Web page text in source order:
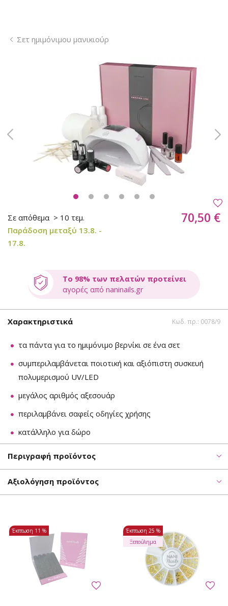
Σετ ημιμόνιμου μανικιούρ
Σε απόθεμα > 10 τεμ.
Παράδοση μεταξύ 13.8. -
17.8.
70,50 €
Το 98% των πελατών προτείνει
αγορές από naninails.gr
Χαρακτηριστικά Κωδ. πρ.: 0078/9
τα πάντα για το ημιμόνιμο βερνίκι σε ένα σετ
συμπεριλαμβάνεται ποιοτική και αξιόπιστη συσκευή
πολυμερισμού UV/LED
μεγάλος αριθμός αξεσουάρ
περιλαμβάνει σαφείς οδηγίες χρήσης
κατάλληλο για δώρο
Περιγραφή προϊόντος
Αξιολόγηση προϊόντος
Έκπτωση 11 % Έκπτωση 25 %
Ξεπούλημα